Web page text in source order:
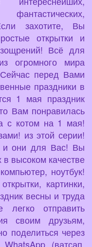
захотите, Вы
открытки и
Всё для
огромного мира
перед Вами
праздники в
1 мая праздник
Вам понравилась
с котом на 1 мая!
из этой серии!
и они для Вас! Вы
в высоком качестве
ноутбук!
картинки,
весны и труда
отправить
своим друзьям,
поделиться через
(ватсап,